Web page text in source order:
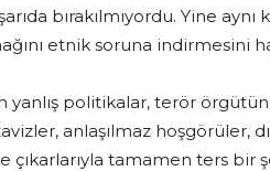
bırakılmıyordu. Yine
etnik soruna indirmesini
yanlış politikalar, terör
anlaşılmaz hoşgörüler,
çıkarlarıyla tamamen ters